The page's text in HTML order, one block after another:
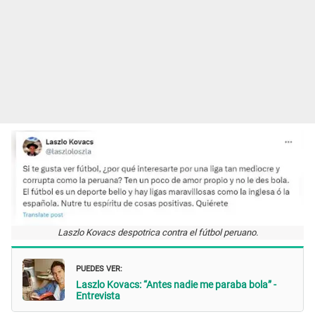
Laszlo Kovacs despotrica contra el fútbol peruano.
PUEDES VER:
Laszlo Kovacs: “Antes nadie me paraba bola” -
Entrevista